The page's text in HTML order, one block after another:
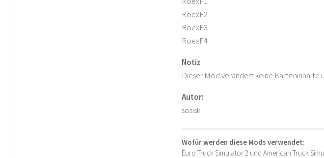
RoexF2
RoexF3
RoexF4
Notiz :
Dieser Mod verändert keine Karteninhalte
Autor:
sosiski
Wofür werden diese Mods verwendet:
Euro Truck Simulator 2 und American Truck